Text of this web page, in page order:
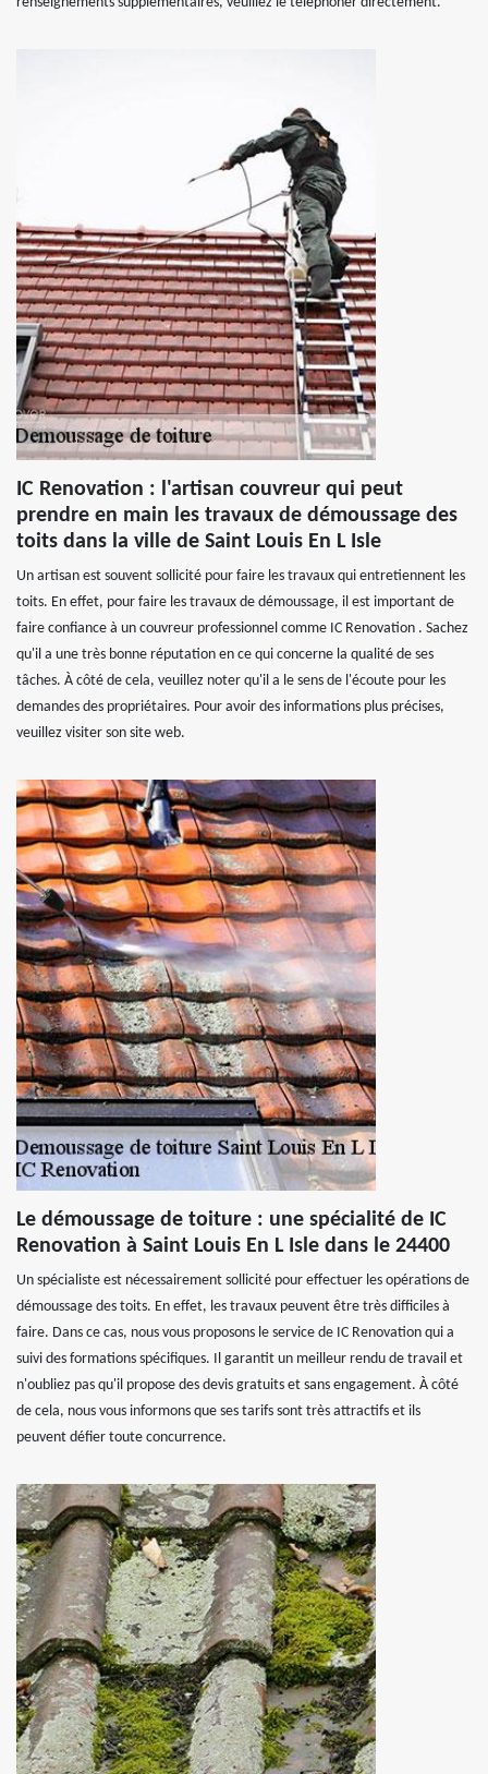
IC Renovation : l'artisan couvreur qui peut
prendre en main les travaux de démoussage des
toits dans la ville de Saint Louis En L Isle
Un artisan est souvent sollicité pour faire les travaux qui entretiennent les
toits. En effet, pour faire les travaux de démoussage, il est important de
faire confiance à un couvreur professionnel comme IC Renovation . Sachez
qu'il a une très bonne réputation en ce qui concerne la qualité de ses
tâches. À côté de cela, veuillez noter qu'il a le sens de l'écoute pour les
demandes des propriétaires. Pour avoir des informations plus précises,
veuillez visiter son site web.
Le démoussage de toiture : une spécialité de IC
Renovation à Saint Louis En L Isle dans le 24400
Un spécialiste est nécessairement sollicité pour effectuer les opérations de
démoussage des toits. En effet, les travaux peuvent être très difficiles à
faire. Dans ce cas, nous vous proposons le service de IC Renovation qui a
suivi des formations spécifiques. Il garantit un meilleur rendu de travail et
n'oubliez pas qu'il propose des devis gratuits et sans engagement. À côté
de cela, nous vous informons que ses tarifs sont très attractifs et ils
peuvent défier toute concurrence.